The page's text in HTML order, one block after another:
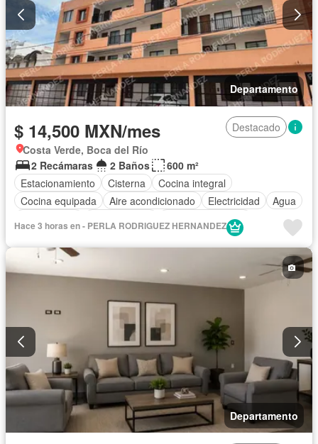
Departamento
$ 14,500 MXN/mes
Destacado
Costa Verde, Boca del Río
2 Recámaras
2 Baños
600 m²
Estacionamiento
Cisterna
Cocina integral
Cocina equipada
Aire acondicionado Electricidad
Agua
Permite mascotas
Hace 3 horas en - PERLA RODRIGUEZ HERNANDEZ
Departamento